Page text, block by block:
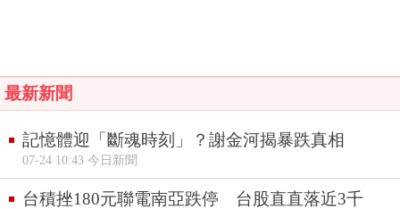
最新新聞
記憶體迎「斷魂時刻」？謝金河揭暴跌真相
07-24 10:43 今日新聞
台積挫180元聯電南亞跌停 台股直直落近3千